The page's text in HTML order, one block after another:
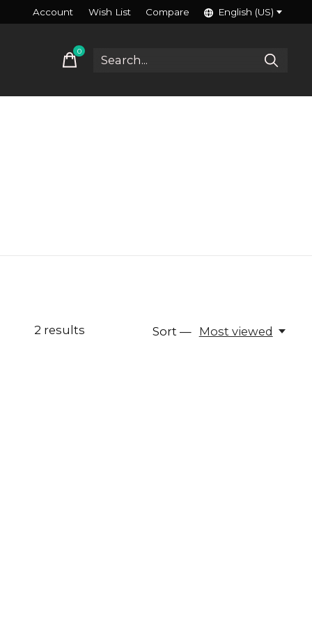
Account Wish List Compare English (US)
0items
2 results Sort — Most viewed